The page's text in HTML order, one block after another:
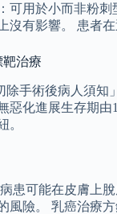
可用於小而非粉
有影響。 患者
治療
手術後病人須
化進展生存期
。
患可能在皮膚上
險。 乳癌治療